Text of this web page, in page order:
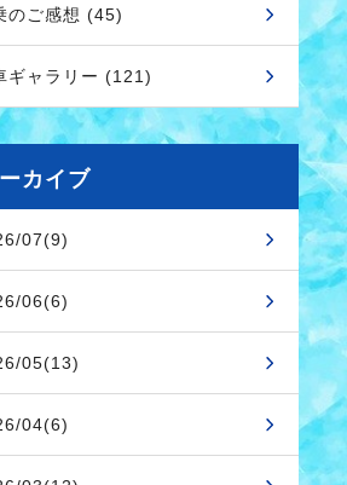
のご感想 (45)
ギャラリー (121)
カイブ
07(9)
06(6)
05(13)
04(6)